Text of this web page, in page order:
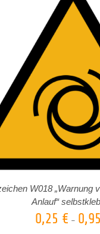
W018 „Warnung
Anlauf“
0,25 € – 0,95
AUSFÜHRUNG